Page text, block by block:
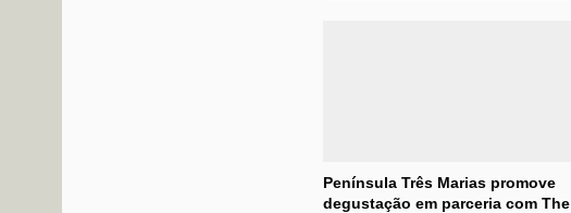
Península Três Marias promove
degustação em parceria com The